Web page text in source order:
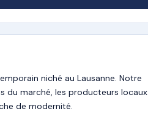
niché au Lausanne. Notre
du marché, les producteurs locaux
de modernité.